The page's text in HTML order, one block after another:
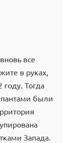
все
в руках,
Тогда
были
Запада.